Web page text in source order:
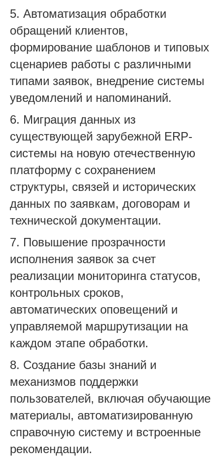
5. Автоматизация обработки
обращений клиентов,
формирование шаблонов и типовых
сценариев работы с различными
типами заявок, внедрение системы
уведомлений и напоминаний.
6. Миграция данных из
существующей зарубежной ERP-
системы на новую отечественную
платформу с сохранением
структуры, связей и исторических
данных по заявкам, договорам и
технической документации.
7. Повышение прозрачности
исполнения заявок за счет
реализации мониторинга статусов,
контрольных сроков,
автоматических оповещений и
управляемой маршрутизации на
каждом этапе обработки.
8. Создание базы знаний и
механизмов поддержки
пользователей, включая обучающие
материалы, автоматизированную
справочную систему и встроенные
рекомендации.